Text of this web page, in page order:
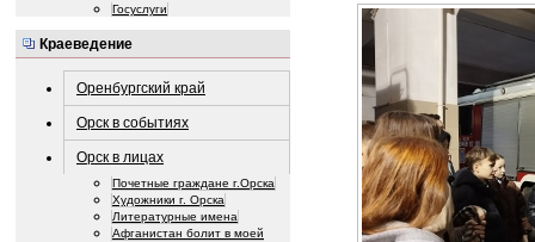
Госуслуги
Краеведение
Оренбургский край
Орск в событиях
Орск в лицах
Почетные граждане г.Орска
Художники г. Орска
Литературные имена
Афганистан болит в моей